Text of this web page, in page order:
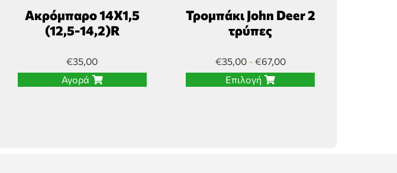
Ακρόμπαρο 14Χ1,5
(12,5-14,2)R
€35,00
Αγορά
Τρομπάκι John Deer 2
τρύπες
€35,00–€67,00
Επιλογή